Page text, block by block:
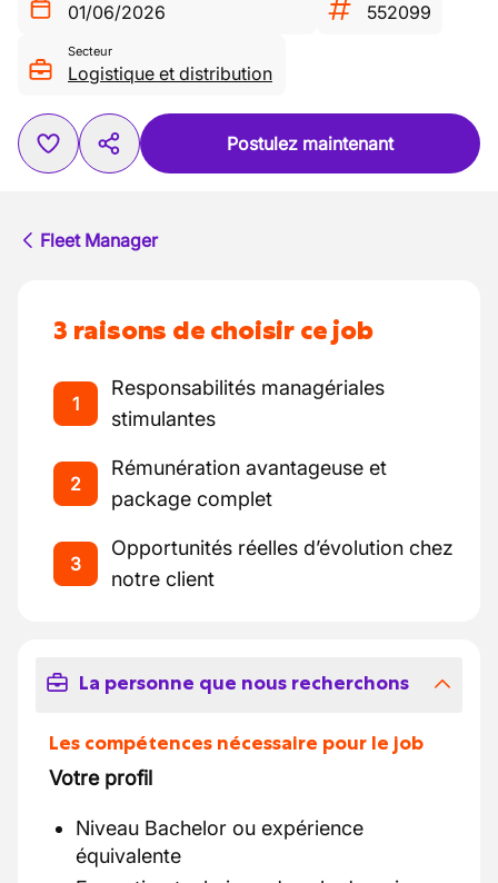
01/06/2026 552099
Secteur
Logistique et distribution
Postulez maintenant
Fleet Manager
3 raisons de choisir ce job
1
Responsabilités managériales
stimulantes
2
Rémunération avantageuse et
package complet
3
Opportunités réelles d’évolution chez
notre client
La personne que nous recherchons
Les compétences nécessaire pour le job
Votre profil
Niveau Bachelor ou expérience
équivalente